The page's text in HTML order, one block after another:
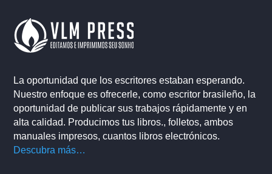
La oportunidad que los escritores estaban esperando.
Nuestro enfoque es ofrecerle, como escritor brasileño, la
oportunidad de publicar sus trabajos rápidamente y en
alta calidad. Producimos tus libros., folletos, ambos
manuales impresos, cuantos libros electrónicos.
Descubra más…